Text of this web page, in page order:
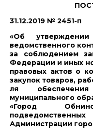
31.12.2019 № 2451-п
«Об
ведомственного
за соблюдением
Федерации и иных
правовых актов о
закупок товаров,
ля
муниципального
«Город
подведомственных
Администрации